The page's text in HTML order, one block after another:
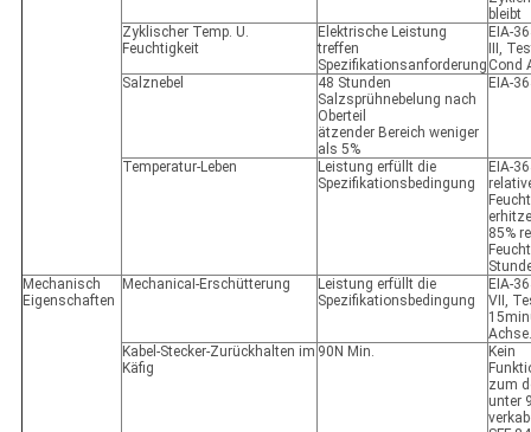
bleibt
Zyklischer Temp. U.
Feuchtigkeit
Elektrische Leistung
treffen
Spezifikationsanforderung
EIA-
III,
Cond
Salznebel
48 Stunden
Salzsprühnebelung nach
Oberteil
ätzender Bereich weniger
als 5%
EIA-
Temperatur-Leben
Leistung erfüllt die
Spezifikationsbedingung
EIA-
85%
Mechanisch
Eigenschaften
MechanicaI-Erschütterung
Leistung erfüllt die
Spezifikationsbedingung
EIA-
VII,
Achse.
Kabel-Stecker-Zurückhalten im
Käfig
90N Min.
Kein
zum
unter